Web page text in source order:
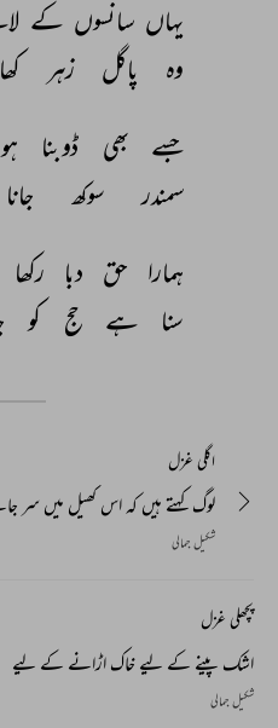
یہاں سانسوں کے
وہ
پاگل زہر
جسے بھی ڈوبنا ہو
سمندر
سوکھ جانا
ہمارا حق دبا رکھا
سنا
ہے حج کو
اگلی غزل
لوگ کہتے ہیں کہ اس کھیل میں سر
شکیل جمالی
پچھلی غزل
اشک پینے کے لیے خاک اڑانے کے لیے
شکیل جمالی